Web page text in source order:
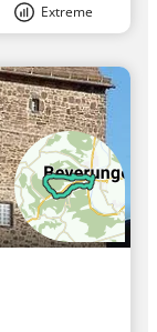
Extreme